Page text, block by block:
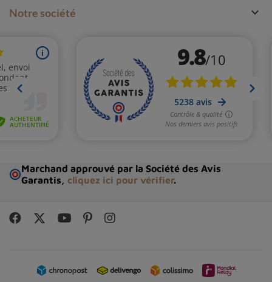
Notre société 
Marchand approuvé par la Société des Avis
Garantis, cliquez ici pour vérifier.